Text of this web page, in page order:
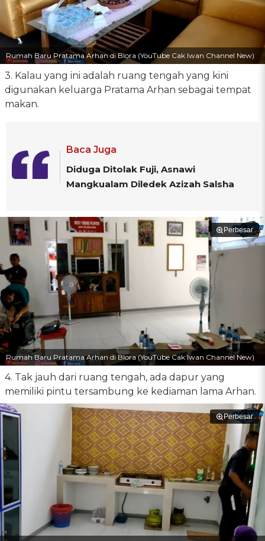
Rumah Baru Pratama Arhan di Blora (YouTube Cak Iwan Channel New)
3. Kalau yang ini adalah ruang tengah yang kini
digunakan keluarga Pratama Arhan sebagai tempat
makan.
Baca Juga
Diduga Ditolak Fuji, Asnawi
Mangkualam Diledek Azizah Salsha
Perbesar
Rumah Baru Pratama Arhan di Blora (YouTube Cak Iwan Channel New)
4. Tak jauh dari ruang tengah, ada dapur yang
memiliki pintu tersambung ke kediaman lama Arhan.
Perbesar